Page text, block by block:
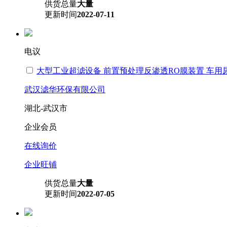
供货总量大量
更新时间2022-07-11
电议
大型工业超滤设备 前置预处理反渗透RO膜装置 车用
武汉滤华环保有限公司
湖北-武汉市
企业会员
在线询价
企业旺铺
供货总量大量
更新时间2022-07-05